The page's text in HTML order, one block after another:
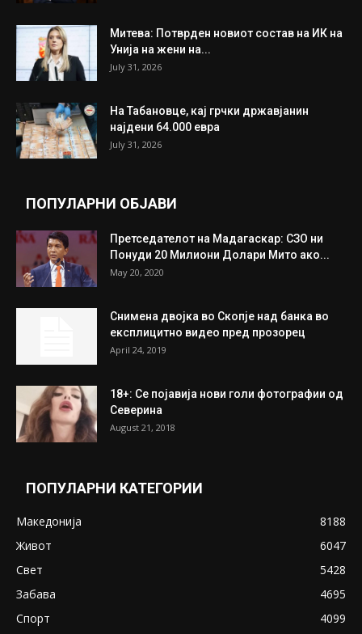
Митева: Потврден новиот состав на ИК на
Унија на жени на...
July 31, 2026
На Табановце, кај грчки државјанин
најдени 64.000 евра
July 31, 2026
ПОПУЛАРНИ ОБЈАВИ
Претседателот на Мадагаскар: СЗО ни
Понуди 20 Милиони Долари Мито ако...
May 20, 2020
Снимена двојка во Скопје над банка во
експлицитно видео пред прозорец
April 24, 2019
18+: Се појавија нови голи фотографии од
Северина
August 21, 2018
ПОПУЛАРНИ КАТЕГОРИИ
Македонија
8188
Живот
6047
Свет
5428
Забава
4695
Спорт
4099